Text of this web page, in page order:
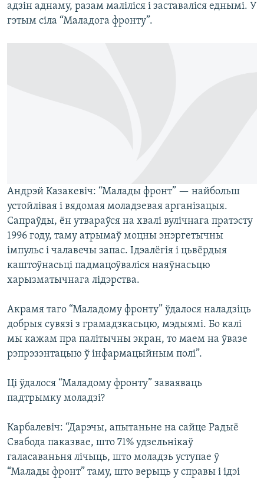
адзін аднаму, разам маліліся і заставаліся еднымі. У
гэтым сіла “Маладога фронту”.
Андрэй Казакевіч: “Малады фронт” — найбольш
устойлівая і вядомая моладзевая арганізацыя.
Сапраўды, ён утвараўся на хвалі вулічнага пратэсту
1996 году, таму атрымаў моцны энэргетычны
імпульс і чалавечы запас. Ідэалёгія і цьвёрдыя
каштоўнасьці падмацоўваліся наяўнасьцю
харызматычнага лідэрства.
Акрамя таго “Маладому фронту” ўдалося наладзіць
добрыя сувязі з грамадзкасьцю, мэдыямі. Бо калі
мы кажам пра палітычны экран, то маем на ўвазе
рэпрэзэнтацыю ў інфармацыйным полі”.
Ці ўдалося “Маладому фронту” заваяваць
падтрымку моладзі?
Карбалевіч: “Дарэчы, апытаньне на сайце Радыё
Свабода паказвае, што 71% удзельнікаў
галасаваньня лічыць, што моладзь уступае ў
“Малады фронт” таму, што верыць у справы і ідэі